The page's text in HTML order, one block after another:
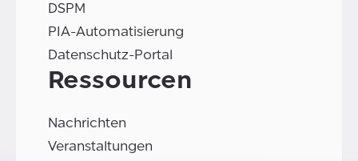
DSPM
PIA-Automatisierung
Datenschutz-Portal
Ressourcen
Nachrichten
Veranstaltungen